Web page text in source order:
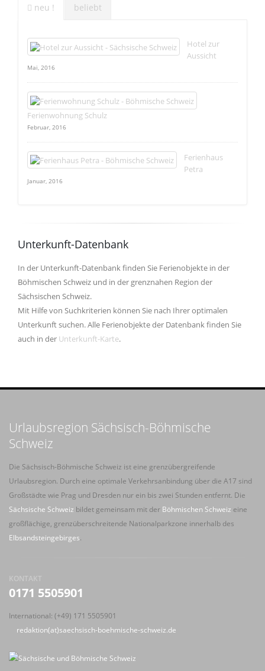
neu ! beliebt
Hotel zur
Aussicht
Mai, 2016
Ferienwohnung Schulz
Februar, 2016
Ferienhaus
Petra
Januar, 2016
Unterkunft-Datenbank
In der Unterkunft-Datenbank finden Sie Ferienobjekte in der
Böhmischen Schweiz und in der grenznahen Region der
Sächsischen Schweiz.
Mit Hilfe von Suchkriterien können Sie nach Ihrer optimalen
Unterkunft suchen. Alle Ferienobjekte der Datenbank finden Sie
auch in der Unterkunft-Karte.
Urlaubsregion Sächsisch-Böhmische
Schweiz
Die Sächsisch-Böhmische Schweiz ist eine grenzübergreifende
Urlaubsregion. Durch eine optimale Verkehrsanbindung über die A17 sind
Großstädte wie Prag und Dresden nur ein bis zwei Stunden entfernt. Die
Sächsische Schweiz bildet gemeinsam mit der Böhmischen Schweiz eine
großflächige, grenzüberschreitende Nationalparkzone innerhalb des
Elbsandsteingebirges.
KONTAKT
0171 5505901
International: (+49) 171 5505901
redaktion(at)saechsisch-boehmische-schweiz.de